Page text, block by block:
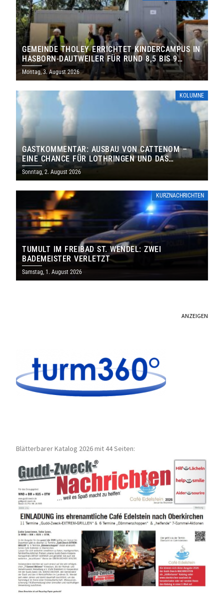
GEMEINDE THOLEY ERRICHTET KINDERCAMPUS IN
HASBORN-DAUTWEILER FÜR RUND 8,5 BIS 9
MILLIONEN EURO
Montag, 3. August 2026
KOLUMNE
GASTKOMMENTAR: AUSBAU VON CATTENOM –
EINE CHANCE FÜR LOTHRINGEN UND DAS
SAARLAND
Sonntag, 2. August 2026
KURZNACHRICHTEN
TUMULT IM FREIBAD ST. WENDEL: ZWEI
BADEMEISTER VERLETZT
Samstag, 1. August 2026
ANZEIGEN
Blätterbarer Katalog 2026 mit 44 Seiten: